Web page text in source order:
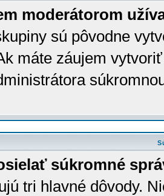
moderátorom
sú pôvodne
máte záujem
súkromné
tri hlavné dôvody.